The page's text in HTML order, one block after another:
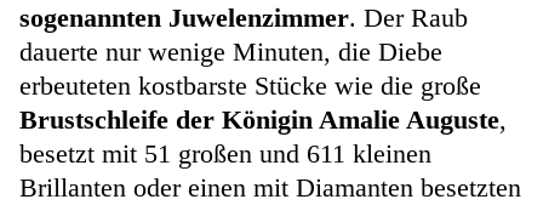
sogenannten Juwelenzimmer. Der Raub
dauerte nur wenige Minuten, die Diebe
erbeuteten kostbarste Stücke wie die große
Brustschleife der Königin Amalie Auguste,
besetzt mit 51 großen und 611 kleinen
Brillanten oder einen mit Diamanten besetzten